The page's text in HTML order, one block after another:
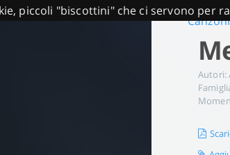
piccoli "biscottini" che ci servono per
Canzoni
Autori: